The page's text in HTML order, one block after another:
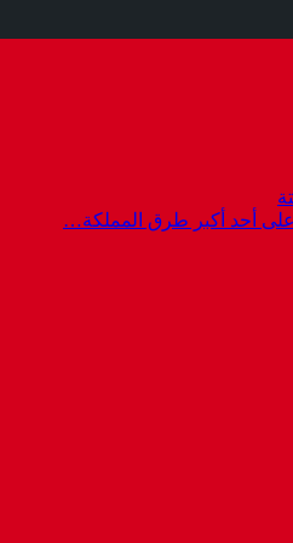
أحد أكبر طرق المملكة…